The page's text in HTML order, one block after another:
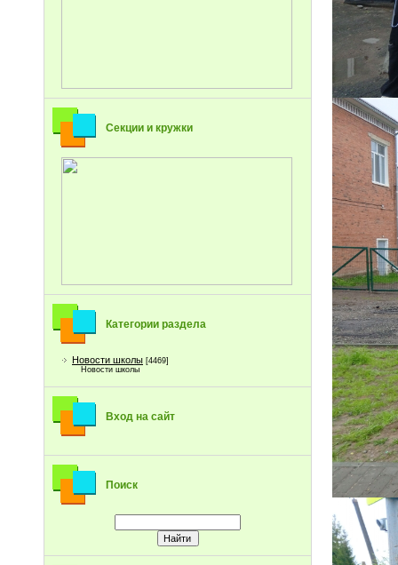
Секции и кружки
Категории раздела
Новости школы [4469]
Новости школы
Вход на сайт
Поиск